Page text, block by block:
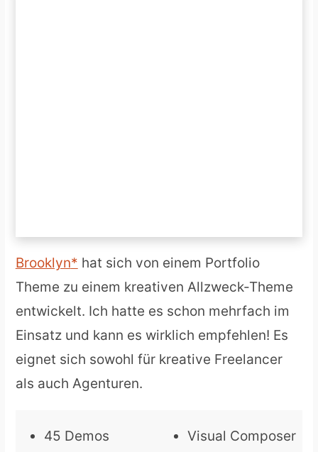
Brooklyn
hat sich von einem Portfolio
Theme zu einem kreativen Allzweck-Theme
entwickelt. Ich hatte es schon mehrfach im
Einsatz und kann es wirklich empfehlen! Es
eignet sich sowohl für kreative Freelancer
als auch Agenturen.
45 Demos
Visual Composer